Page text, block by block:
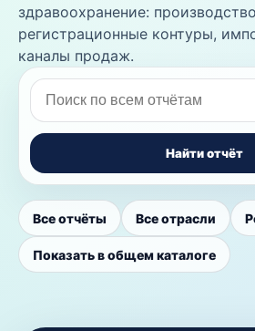
здравоохранение:
регистрационные контуры,
каналы продаж.
Найти отчёт
Все отчёты Все отрасли
Показать в общем каталоге